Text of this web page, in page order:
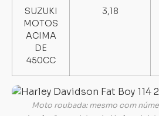
SUZUKI
MOTOS
ACIMA
DE
450CC
3,18
Moto roubada: mesmo com